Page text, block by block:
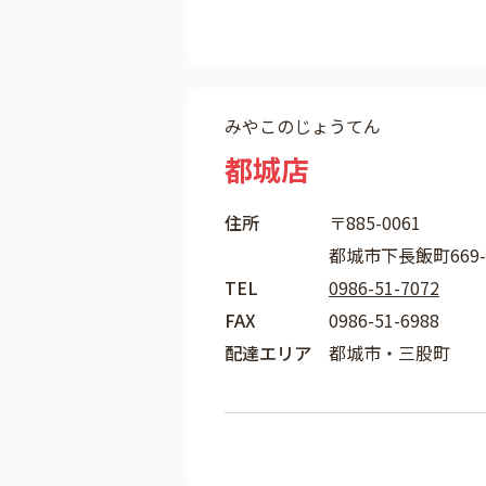
みやこのじょうてん
都城店
住所
〒885-0061
都城市下長飯町
TEL
0986-51-7072
FAX
0986-51-6988
配達エリア
都城市・三股町